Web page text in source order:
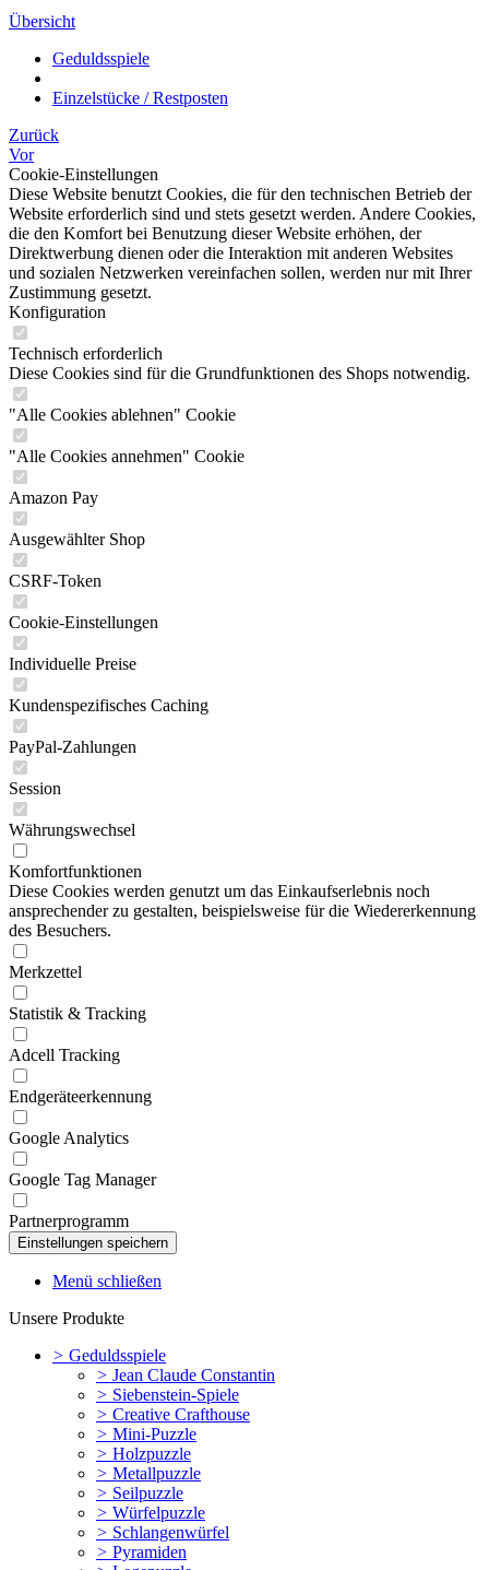
Übersicht
Geduldsspiele
Einzelstücke / Restposten
Zurück
Vor
Cookie-Einstellungen
Diese Website benutzt Cookies, die für den technischen Betrieb der
Website erforderlich sind und stets gesetzt werden. Andere Cookies,
die den Komfort bei Benutzung dieser Website erhöhen, der
Direktwerbung dienen oder die Interaktion mit anderen Websites
und sozialen Netzwerken vereinfachen sollen, werden nur mit Ihrer
Zustimmung gesetzt.
Konfiguration
Technisch erforderlich
Diese Cookies sind für die Grundfunktionen des Shops notwendig.
"Alle Cookies ablehnen" Cookie
"Alle Cookies annehmen" Cookie
Amazon Pay
Ausgewählter Shop
CSRF-Token
Cookie-Einstellungen
Individuelle Preise
Kundenspezifisches Caching
PayPal-Zahlungen
Session
Währungswechsel
Komfortfunktionen
Diese Cookies werden genutzt um das Einkaufserlebnis noch
ansprechender zu gestalten, beispielsweise für die Wiedererkennung
des Besuchers.
Merkzettel
Statistik & Tracking
Adcell Tracking
Endgeräteerkennung
Google Analytics
Google Tag Manager
Partnerprogramm
Menü schließen
Unsere Produkte
> Geduldsspiele
> Jean Claude Constantin
> Siebenstein-Spiele
> Creative Crafthouse
> Mini-Puzzle
> Holzpuzzle
> Metallpuzzle
> Seilpuzzle
> Würfelpuzzle
> Schlangenwürfel
> Pyramiden